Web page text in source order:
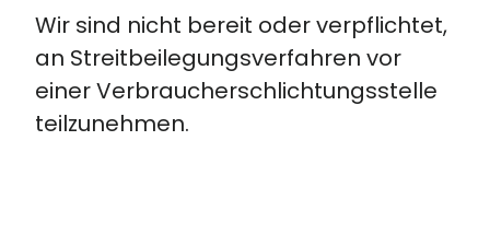
Wir sind nicht bereit oder verpflichtet,
an Streitbeilegungsverfahren vor
einer Verbraucherschlichtungsstelle
teilzunehmen.